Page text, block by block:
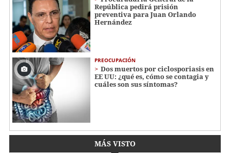
República pedirá prisión
preventiva para Juan Orlando
Hernández
PREOCUPACIÓN
Dos muertos por ciclosporiasis en
EE UU: ¿qué es, cómo se contagia y
cuáles son sus síntomas?
MÁS VISTO